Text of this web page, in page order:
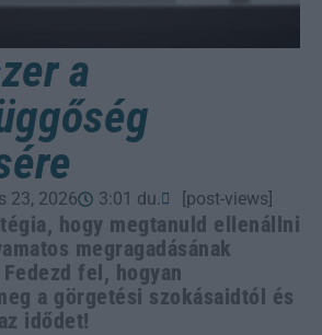
a
23, 2026 3:01 du. [post-views]
hogy megtanuld ellenállni
megragadásának
fel, hogyan
a görgetési szokásaidtól és
idődet!